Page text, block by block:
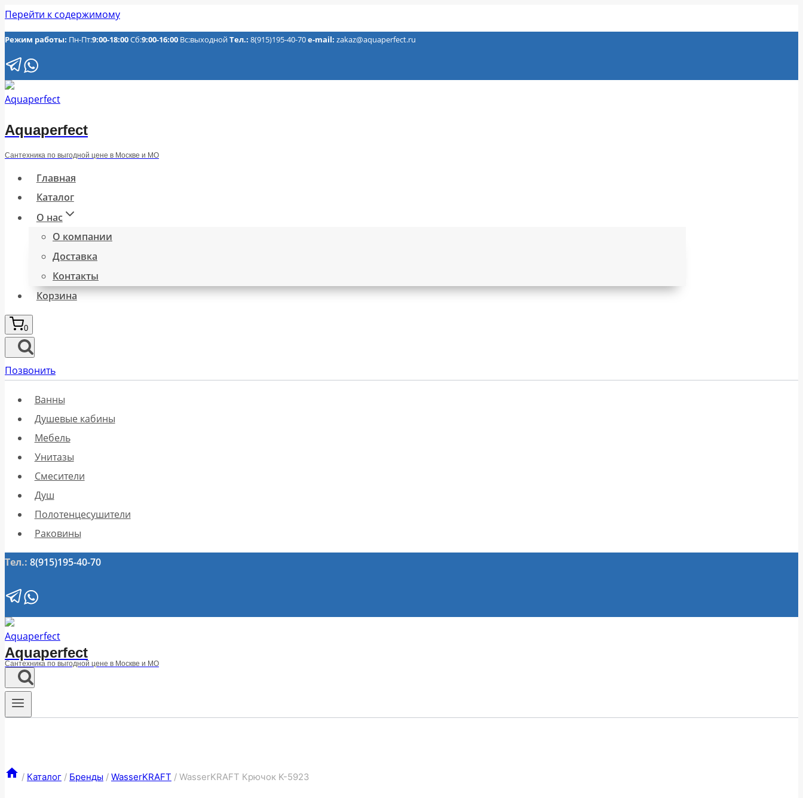
Перейти к содержимому
Режим работы: Пн-Пт:9:00-18:00Сб:9:00-16:00 Вс:выходнойТел.: 8(915)195-40-70e-mail: zakaz@aquaperfect.ru
Aquaperfect
Сантехника по выгодной цене в Москве и МО
Главная
Каталог
О нас
О компании
Доставка
Контакты
Корзина
0
Позвонить
Ванны
Душевые кабины
Мебель
Унитазы
Смесители
Душ
Полотенцесушители
Раковины
Тел.: 8(915)195-40-70
Aquaperfect
Сантехника по выгодной цене в Москве и МО
/ Каталог / Бренды / WasserKRAFT / WasserKRAFT Крючок K-5923